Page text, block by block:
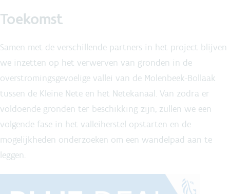
Toekomst
Samen met de verschillende partners in het project blijven
we inzetten op het verwerven van gronden in de
overstromingsgevoelige vallei van de Molenbeek-Bollaak
tussen de Kleine Nete en het Netekanaal. Van zodra er
voldoende gronden ter beschikking zijn, zullen we een
volgende fase in het valleiherstel opstarten en de
mogelijkheden onderzoeken om een wandelpad aan te
leggen.